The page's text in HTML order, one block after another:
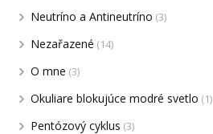
Neutríno a Antineutríno (3)
Nezařazené (14)
O mne (3)
Okuliare blokujúce modré svetlo (1)
Pentózový cyklus (3)